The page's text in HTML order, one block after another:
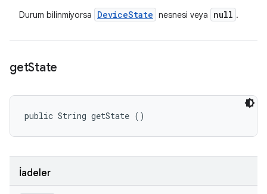
Durum bilinmiyorsa DeviceState nesnesi veya null .
getState
public String getState ()
İadeler